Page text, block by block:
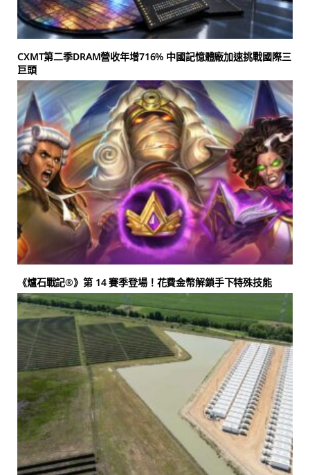
CXMT第二季DRAM營收年增716% 中國記憶體廠加速挑戰國際三
巨頭
《爐石戰記®》第 14 賽季登場！花費金幣解鎖手下特殊技能